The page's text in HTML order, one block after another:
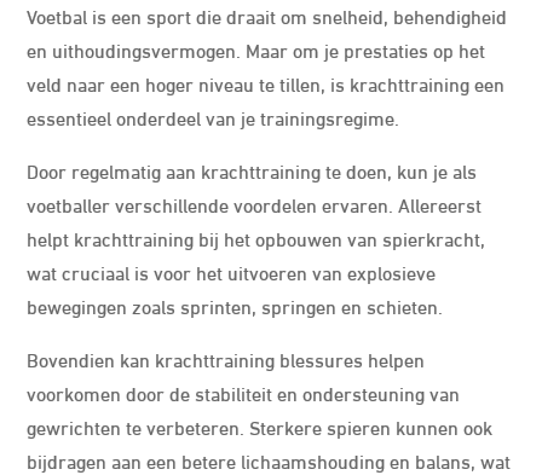
Voetbal is een sport die draait om snelheid, behendigheid
en uithoudingsvermogen. Maar om je prestaties op het
veld naar een hoger niveau te tillen, is krachttraining een
essentieel onderdeel van je trainingsregime.
Door regelmatig aan krachttraining te doen, kun je als
voetballer verschillende voordelen ervaren. Allereerst
helpt krachttraining bij het opbouwen van spierkracht,
wat cruciaal is voor het uitvoeren van explosieve
bewegingen zoals sprinten, springen en schieten.
Bovendien kan krachttraining blessures helpen
voorkomen door de stabiliteit en ondersteuning van
gewrichten te verbeteren. Sterkere spieren kunnen ook
bijdragen aan een betere lichaamshouding en balans, wat